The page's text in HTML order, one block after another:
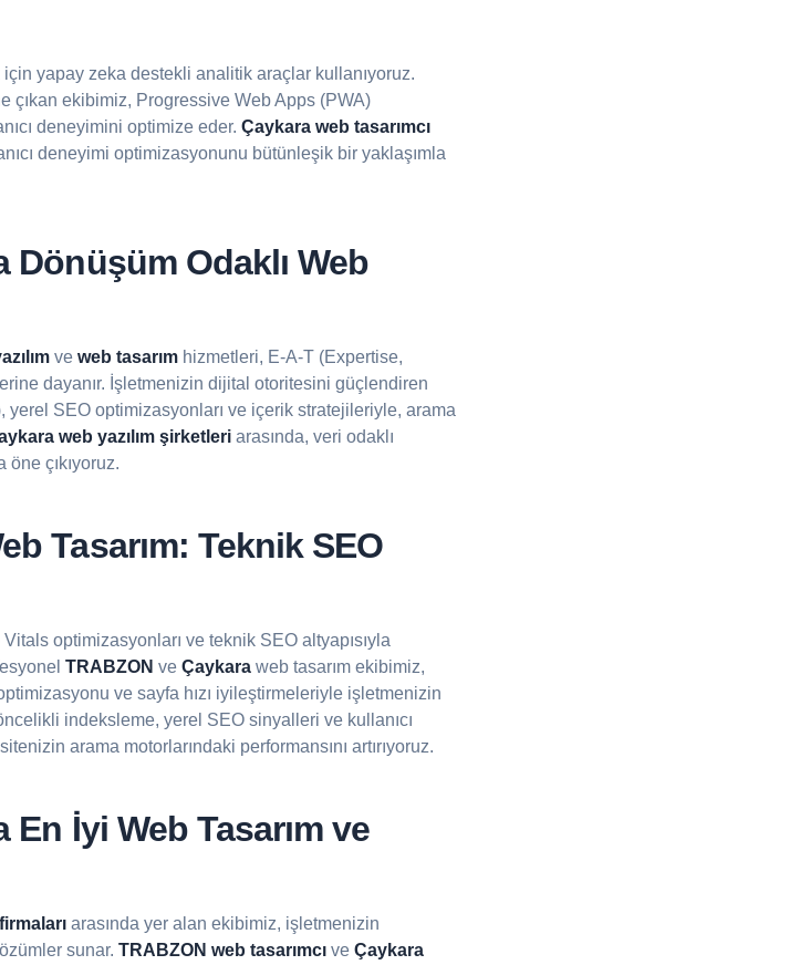
için yapay zeka destekli analitik araçlar kullanıyoruz.
çıkan ekibimiz, Progressive Web Apps (PWA)
deneyimini optimize eder. Çaykara web tasarımcı
deneyimi optimizasyonunu bütünleşik bir yaklaşımla
Dönüşüm Odaklı Web
ve web tasarımhizmetleri, E-A-T (Expertise,
dayanır. İşletmenizin dijital otoritesini güçlendiren
SEO optimizasyonları ve içerik stratejileriyle, arama
web yazılım şirketleriarasında, veri odaklı
çıkıyoruz.
Tasarım: Teknik SEO
optimizasyonları ve teknik SEO altyapısıyla
TRABZON ve Çaykaraweb tasarım ekibimiz,
ve sayfa hızı iyileştirmeleriyle işletmenizin
indeksleme, yerel SEO sinyalleri ve kullanıcı
arama motorlarındaki performansını artırıyoruz.
En İyi Web Tasarım ve
arasında yer alan ekibimiz, işletmenizin
sunar. TRABZON web tasarımcıve Çaykara